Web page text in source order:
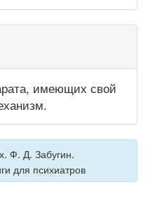
имеющих свой
Ф. Д. Забугин.
для психиатров